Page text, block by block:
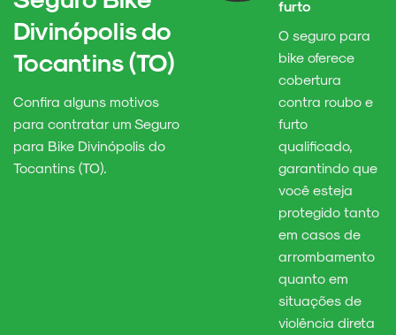
Divinópolis do
Tocantins (TO)
Confira alguns motivos
para contratar um Seguro
para Bike Divinópolis do
Tocantins (TO).
furto
O seguro para
bike oferece
cobertura
contra roubo e
furto
qualificado,
garantindo que
você esteja
protegido tanto
em casos de
arrombamento
quanto em
situações de
violência direta